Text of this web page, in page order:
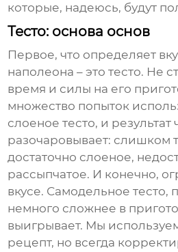
которые, надеюсь, будут
Тесто: основа основ
Первое, что определяет
наполеона – это тесто. Не
время и силы на его
множество попыток
слоеное тесто, и результат
разочаровывает: слишком
достаточно слоеное,
рассыпчатое. И конечно,
вкусе. Самодельное тесто,
немного сложнее в
выигрывает. Мы
рецепт, но всегда